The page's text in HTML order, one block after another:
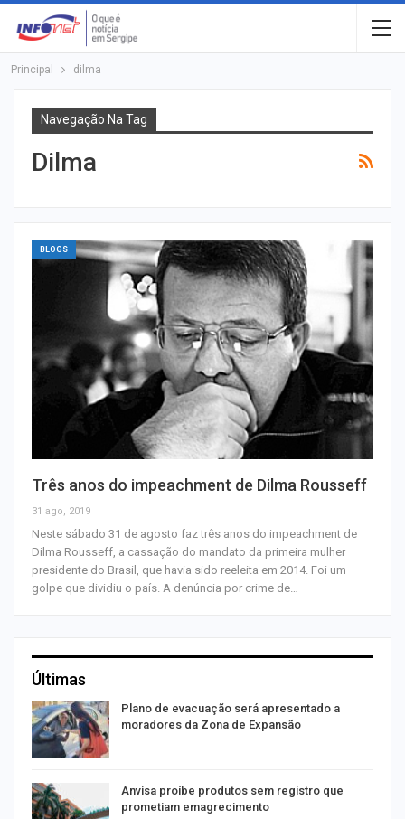
Principal dilma
Navegação Na Tag
Dilma
BLOGS
Três anos do impeachment de Dilma Rousseff
31 ago, 2019
Neste sábado 31 de agosto faz três anos do impeachment de
Dilma Rousseff, a cassação do mandato da primeira mulher
presidente do Brasil, que havia sido reeleita em 2014. Foi um
golpe que dividiu o país. A denúncia por crime de…
Últimas
Plano de evacuação será apresentado a
moradores da Zona de Expansão
Anvisa proíbe produtos sem registro que
prometiam emagrecimento